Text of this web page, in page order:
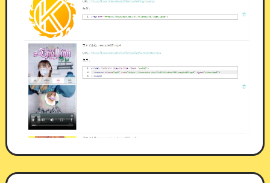
今後も、安全で運用しやすい機能改善を継続して
まいります。
いたします。
機能
マイページに「ポイント消費ボタン」と
「抽選イベント」を追加しました
平素よりカムスタをご利用いただき、誠にありが
とうございます。マイページに「ポイント消費ボ